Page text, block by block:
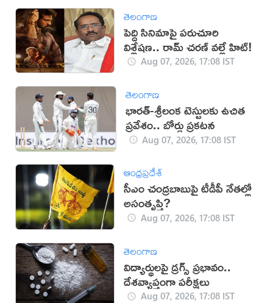
తెలంగాణ
పెద్ది సినిమాపై పరుచూరి
విశ్లేషణ.. రామ్ చరణ్ వల్లే హిట్!
Aug 07, 2026, 17:08 IST
తెలంగాణ
భారత్-శ్రీలంక టెస్టులకు ఉచిత
ప్రవేశం.. బోర్డు ప్రకటన
Aug 07, 2026, 17:08 IST
ఆంధ్రప్రదేశ్
సీఎం చంద్రబాబుపై టీడీపీ నేతల్లో
అసంతృప్తి?
Aug 07, 2026, 17:08 IST
తెలంగాణ
విద్యార్థులపై డ్రగ్స్ ప్రభావం..
దేశవ్యాప్తంగా పరీక్షలు
Aug 07, 2026, 17:08 IST